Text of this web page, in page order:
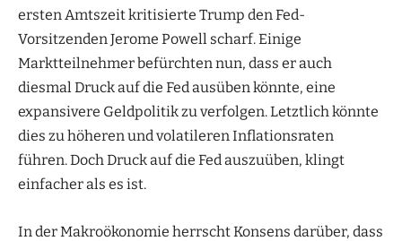
ersten Amtszeit kritisierte Trump den Fed-
Vorsitzenden Jerome Powell scharf. Einige
Marktteilnehmer befürchten nun, dass er auch
diesmal Druck auf die Fed ausüben könnte, eine
expansivere Geldpolitik zu verfolgen. Letztlich könnte
dies zu höheren und volatileren Inflationsraten
führen. Doch Druck auf die Fed auszuüben, klingt
einfacher als es ist.
In der Makroökonomie herrscht Konsens darüber, dass